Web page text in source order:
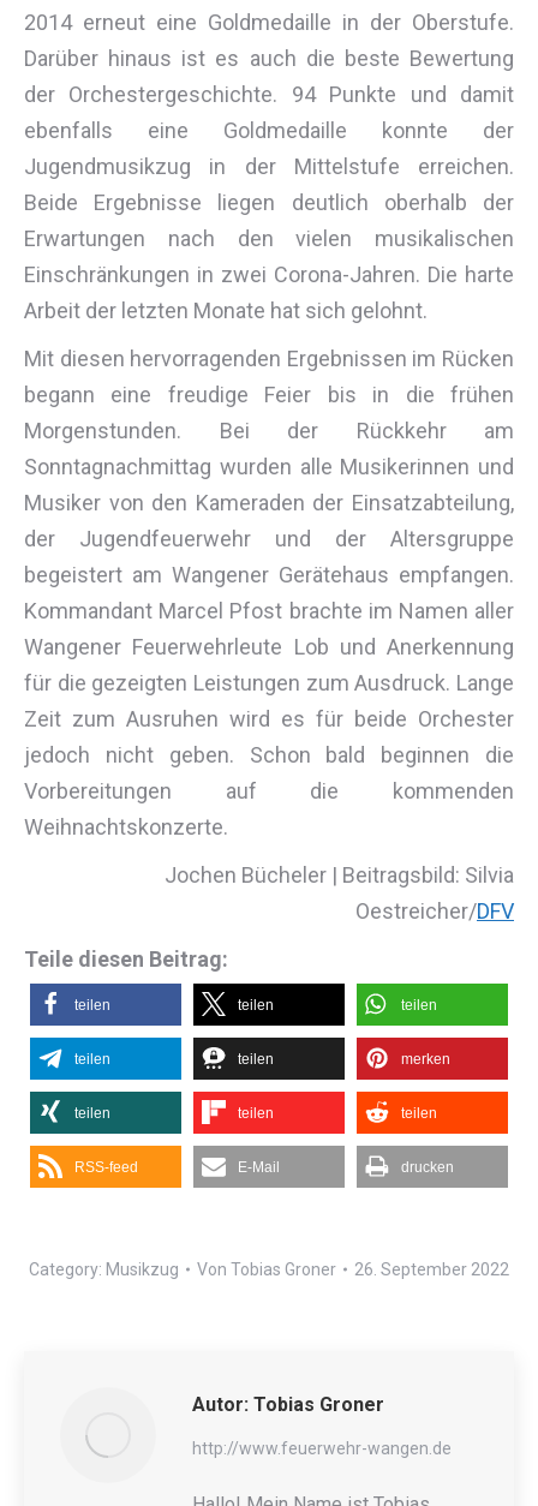
2014 erneut eine Goldmedaille in der Oberstufe.
Darüber hinaus ist es auch die beste Bewertung
der Orchestergeschichte. 94 Punkte und damit
ebenfalls eine Goldmedaille konnte der
Jugendmusikzug in der Mittelstufe erreichen.
Beide Ergebnisse liegen deutlich oberhalb der
Erwartungen nach den vielen musikalischen
Einschränkungen in zwei Corona-Jahren. Die harte
Arbeit der letzten Monate hat sich gelohnt.
Mit diesen hervorragenden Ergebnissen im Rücken
begann eine freudige Feier bis in die frühen
Morgenstunden. Bei der Rückkehr am
Sonntagnachmittag wurden alle Musikerinnen und
Musiker von den Kameraden der Einsatzabteilung,
der Jugendfeuerwehr und der Altersgruppe
begeistert am Wangener Gerätehaus empfangen.
Kommandant Marcel Pfost brachte im Namen aller
Wangener Feuerwehrleute Lob und Anerkennung
für die gezeigten Leistungen zum Ausdruck. Lange
Zeit zum Ausruhen wird es für beide Orchester
jedoch nicht geben. Schon bald beginnen die
Vorbereitungen auf die kommenden
Weihnachtskonzerte.
Jochen Bücheler | Beitragsbild: Silvia
Oestreicher/DFV
Teile diesen Beitrag:
teilen teilen teilen
teilen teilen merken
teilen teilen teilen
RSS-feed E-Mail drucken
Category: Musikzug Von Tobias Groner 26. September 2022
Autor: Tobias Groner
http://www.feuerwehr-wangen.de